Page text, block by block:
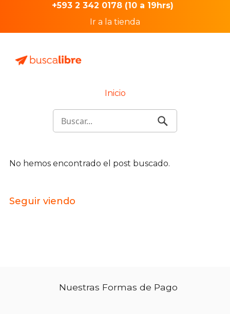
+593 2 342 0178 (10 a 19hrs)
Ir a la tienda
Inicio
No hemos encontrado el post buscado.
Seguir viendo
Nuestras Formas de Pago